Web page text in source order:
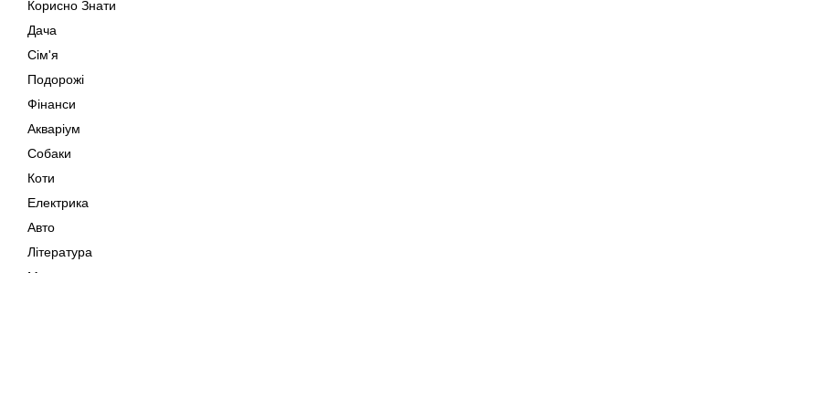
Корисно Знати
Дача
Сім'я
Подорожі
Фінанси
Акваріум
Собаки
Коти
Електрика
Авто
Література
Музика